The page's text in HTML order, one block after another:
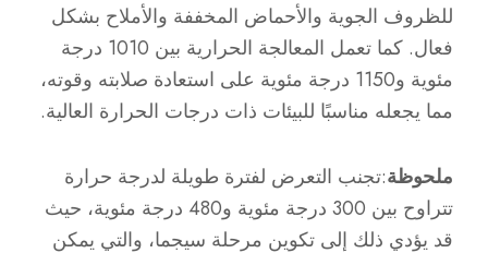
للظروف الجوية والأحماض المخففة والأملاح بشكل
فعال. كما تعمل المعالجة الحرارية بين 1010 درجة
مئوية و1150 درجة مئوية على استعادة صلابته وقوته،
مما يجعله مناسبًا للبيئات ذات درجات الحرارة العالية.
ملحوظة:تجنب التعرض لفترة طويلة لدرجة حرارة
تتراوح بين 300 درجة مئوية و480 درجة مئوية، حيث
قد يؤدي ذلك إلى تكوين مرحلة سيجما، والتي يمكن